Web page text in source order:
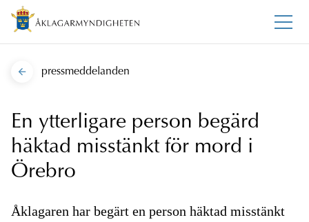
pressmeddelanden
En ytterligare person begärd
häktad misstänkt för mord i
Örebro
Åklagaren har begärt en person häktad misstänkt